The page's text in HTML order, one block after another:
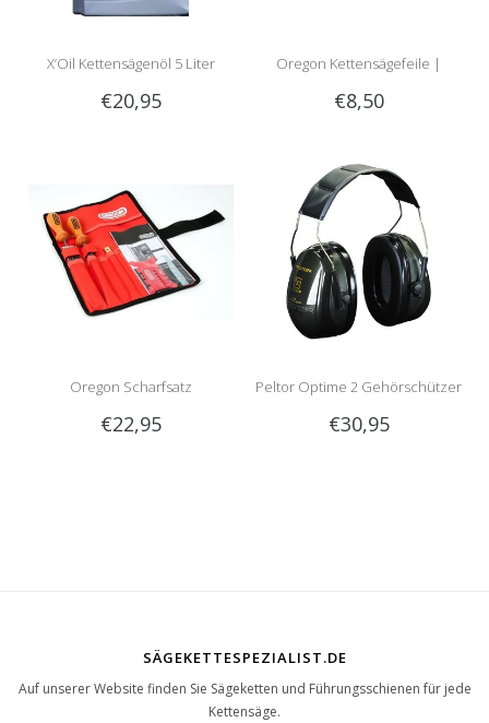
X’Oil Kettensägenöl 5 Liter
€20,95
Oregon Kettensägefeile |
Rundfeile
€8,50
Oregon Scharfsatz
€22,95
Peltor Optime 2 Gehörschützer
€30,95
SÄGEKETTESPEZIALIST.DE
Auf unserer Website finden Sie Sägeketten und Führungsschienen für jede
Kettensäge.